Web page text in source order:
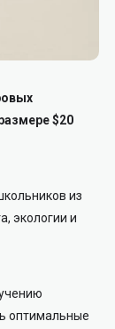
$20
из
экологии и
оптимальные